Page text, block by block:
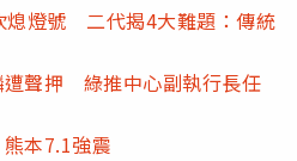
熄燈號 二代揭4大難題：傳統
遭聲押 綠推中心副執行長任
本7.1強震